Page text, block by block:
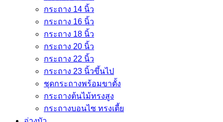
กระถาง 14 นิ้ว
กระถาง 16 นิ้ว
กระถาง 18 นิ้ว
กระถาง 20 นิ้ว
กระถาง 22 นิ้ว
กระถาง 23 นิ้วขึ้นไป
ชุดกระถางพร้อมขาตั้ง
กระถางต้นไม้ทรงสูง
กระถางบอนไซ ทรงเตี้ย